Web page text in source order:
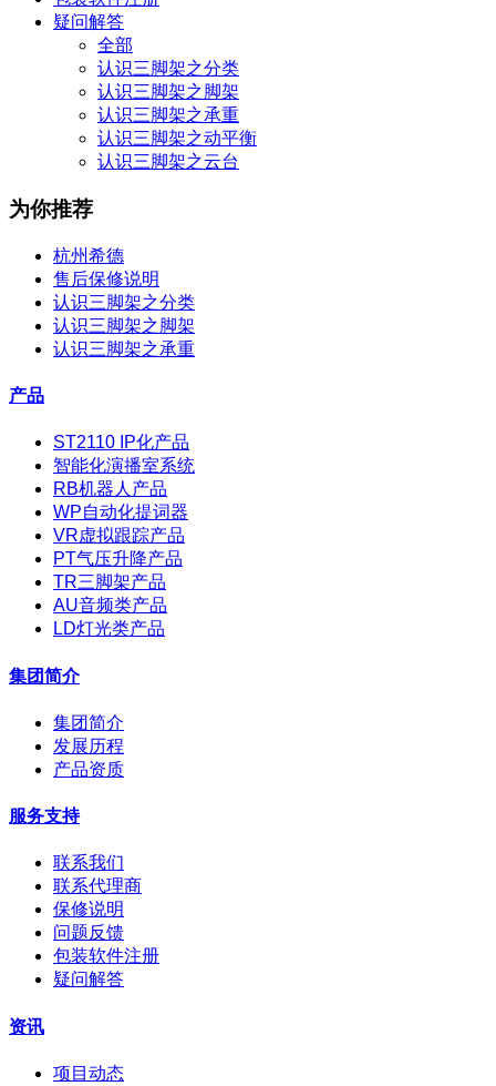
疑问解答
全部
认识三脚架之分类
认识三脚架之脚架
认识三脚架之承重
认识三脚架之动平衡
认识三脚架之云台
为你推荐
杭州希德
售后保修说明
认识三脚架之分类
认识三脚架之脚架
认识三脚架之承重
产品
ST2110 IP化产品
智能化演播室系统
RB机器人产品
WP自动化提词器
VR虚拟跟踪产品
PT气压升降产品
TR三脚架产品
AU音频类产品
LD灯光类产品
集团简介
集团简介
发展历程
产品资质
服务支持
联系我们
联系代理商
保修说明
问题反馈
包装软件注册
疑问解答
资讯
项目动态